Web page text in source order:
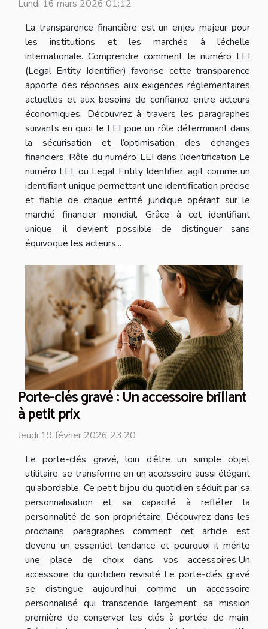
Lundi 16 mars 2026 01:12
La transparence financière est un enjeu majeur pour
les institutions et les marchés à l’échelle
internationale. Comprendre comment le numéro LEI
(Legal Entity Identifier) favorise cette transparence
apporte des réponses aux exigences réglementaires
actuelles et aux besoins de confiance entre acteurs
économiques. Découvrez à travers les paragraphes
suivants en quoi le LEI joue un rôle déterminant dans
la sécurisation et l’optimisation des échanges
financiers. Rôle du numéro LEI dans l’identification Le
numéro LEI, ou Legal Entity Identifier, agit comme un
identifiant unique permettant une identification précise
et fiable de chaque entité juridique opérant sur le
marché financier mondial. Grâce à cet identifiant
unique, il devient possible de distinguer sans
équivoque les acteurs...
Porte-clés gravé : Un accessoire brillant
à petit prix
Jeudi 19 février 2026 23:20
Le porte-clés gravé, loin d’être un simple objet
utilitaire, se transforme en un accessoire aussi élégant
qu’abordable. Ce petit bijou du quotidien séduit par sa
personnalisation et sa capacité à refléter la
personnalité de son propriétaire. Découvrez dans les
prochains paragraphes comment cet article est
devenu un essentiel tendance et pourquoi il mérite
une place de choix dans vos accessoires.Un
accessoire du quotidien revisité Le porte-clés gravé
se distingue aujourd’hui comme un accessoire
personnalisé qui transcende largement sa mission
première de conserver les clés à portée de main.